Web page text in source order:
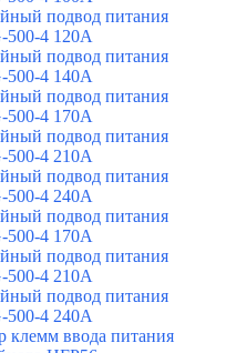
подвод питания
500-4 120A
подвод питания
500-4 140A
подвод питания
500-4 170A
подвод питания
500-4 210A
подвод питания
500-4 240A
подвод питания
500-4 170A
подвод питания
500-4 210A
подвод питания
500-4 240A
клемм ввода питания